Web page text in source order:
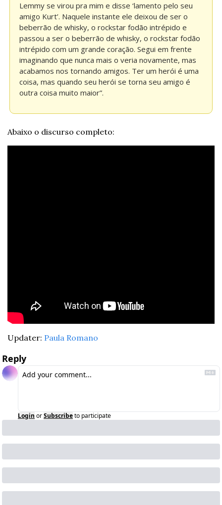
Lemmy se virou pra mim e disse ‘lamento pelo seu
amigo Kurt’. Naquele instante ele deixou de ser o
beberrão de whisky, o rockstar fodão intrépido e
passou a ser o beberrão de whisky, o rockstar fodão
intrépido com um grande coração. Segui em frente
imaginando que nunca mais o veria novamente, mas
acabamos nos tornando amigos. Ter um herói é uma
coisa, mas quando seu herói se torna seu amigo é
outra coisa muito maior”.
Abaixo o discurso completo:
Updater: Paula Romano
Reply
Login orSubscribeto participate